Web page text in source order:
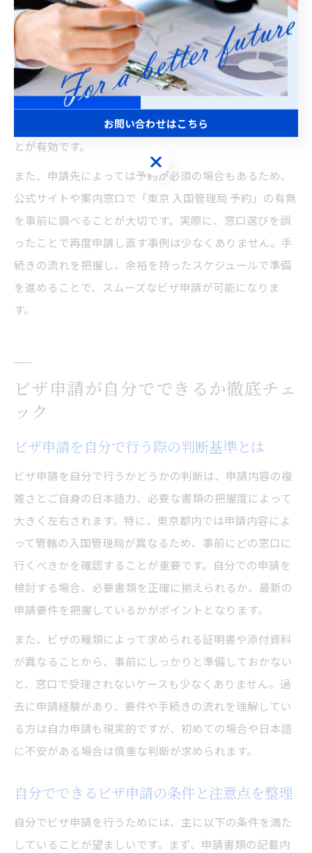
ビザ申請の際に窓口選びで失敗しないためには、いくつ
かのポイントを押さえることが重要です。まず、申請内
容や自分の在留資格、住居地に応じて「どの窓口が自分
に最適か」を必ず確認しましょう。次に、ビザ申請に必
要な書類を事前にリストアップし、不明点があれば「東
京 入国管理局 問い合わせ 電話」などで直接確認するこ
とが有効です。
また、申請先によっては予約が必須の場合もあるため、
公式サイトや案内窓口で「東京 入国管理局 予約」の有無
を事前に調べることが大切です。実際に、窓口選びを誤
ったことで再度申請し直す事例は少なくありません。手
続きの流れを把握し、余裕を持ったスケジュールで準備
を進めることで、スムーズなビザ申請が可能になりま
す。
ビザ申請が自分でできるか徹底チェ
ック
ビザ申請を自分で行う際の判断基準とは
ビザ申請を自分で行うかどうかの判断は、申請内容の複
雑さとご自身の日本語力、必要な書類の把握度によって
大きく左右されます。特に、東京都内では申請内容によ
って管轄の入国管理局が異なるため、事前にどの窓口に
行くべきかを確認することが重要です。自分での申請を
検討する場合、必要書類を正確に揃えられるか、最新の
申請要件を把握しているかがポイントとなります。
また、ビザの種類によって求められる証明書や添付資料
が異なることから、事前にしっかりと準備しておかない
と、窓口で受理されないケースも少なくありません。過
去に申請経験があり、要件や手続きの流れを理解してい
る方は自力申請も現実的ですが、初めての場合や日本語
に不安がある場合は慎重な判断が求められます。
自分でできるビザ申請の条件と注意点を整理
自分でビザ申請を行うためには、主に以下の条件を満た
していることが望ましいです。まず、申請書類の記載内
お問い合わせはこちら
お問い合わせはこちら